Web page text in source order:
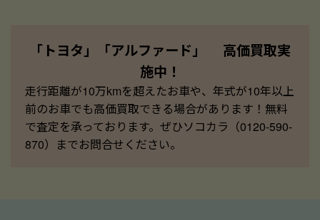
「トヨタ」「アルファード」 高価買取実
施中！
走行距離が10万kmを超えたお車や、年式が10年以上
前のお車でも高価買取できる場合があります！無料
で査定を承っております。ぜひソコカラ（0120-590-
870）までお問合せください。